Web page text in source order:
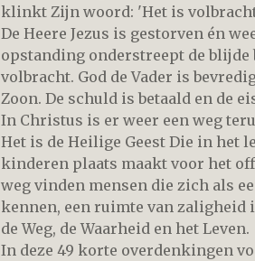
klinkt Zijn woord: 'Het is
De Heere Jezus is gestorven én
opstanding onderstreept de blijde
volbracht. God de Vader is
Zoon. De schuld is betaald en de
In Christus is er weer een weg
Het is de Heilige Geest Die in het
kinderen plaats maakt voor het
weg vinden mensen die zich als
kennen, een ruimte van zaligheid
de Weg, de Waarheid en het Leven.
In deze 49 korte overdenkingen